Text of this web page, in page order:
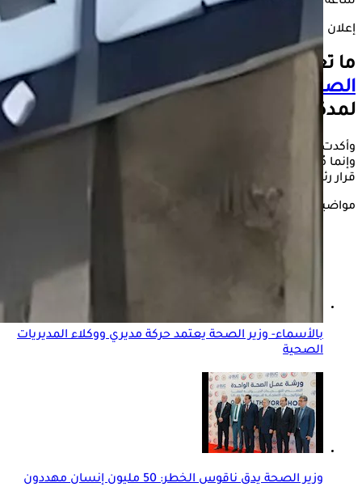
إعلان
ما تعقيب نقابة الأطباء حول بيان
وزارة
الصحة
بشأن تقديم خدمات الطوارئ مجانًا
لمدة 48 ساعة؟
وأكدت النقابة أن هذه الخدمات ليست مجانية بالمعنى الحرفي،
وإنما مُمولة بالكامل من موازنة العلاج على نفقة الدولة، استنادًا إلى
قرار رئيس مجلس الوزراء رقم 1063 لسنة 2014.
مواضيع ذات صلة
بالأسماء- وزير الصحة يعتمد حركة مديري ووكلاء المديريات
الصحية
وزير الصحة يدق ناقوس الخطر: 50 مليون إنسان مهددون